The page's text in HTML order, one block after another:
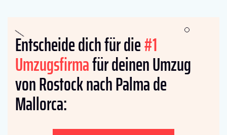
Entscheide dich für die#1
Umzugsfirmafür deinen Umzug
von Rostock nach Palma de
Mallorca: